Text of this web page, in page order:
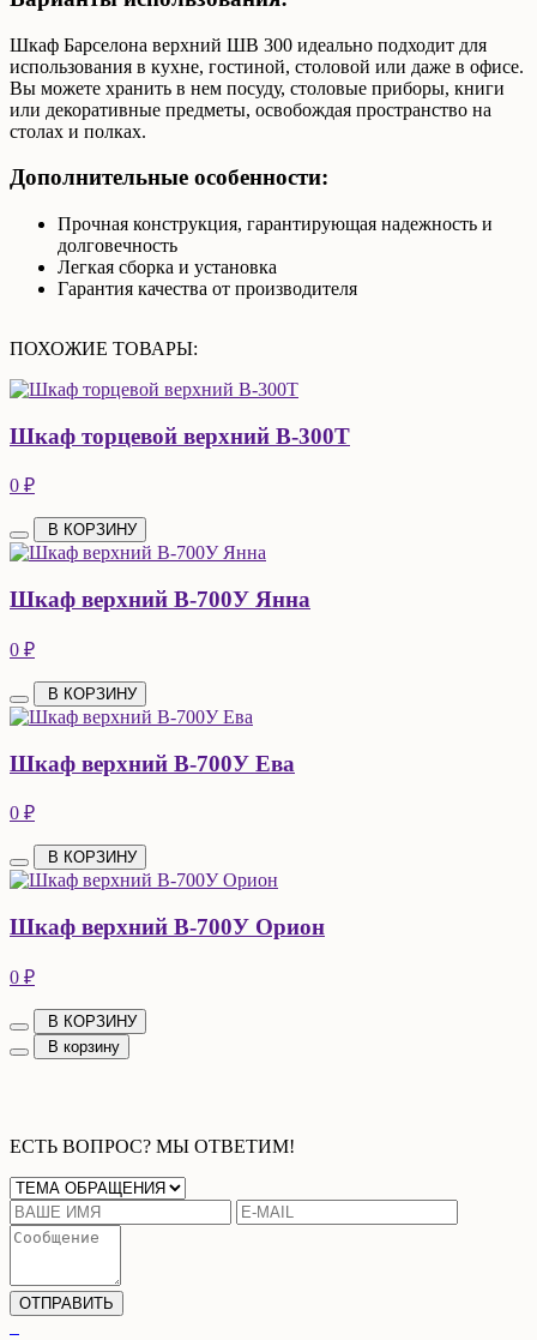
Шкаф Барселона верхний ШВ 300 идеально подходит для
использования в кухне, гостиной, столовой или даже в офисе.
Вы можете хранить в нем посуду, столовые приборы, книги
или декоративные предметы, освобождая пространство на
столах и полках.
Дополнительные особенности:
Прочная конструкция, гарантирующая надежность и
долговечность
Легкая сборка и установка
Гарантия качества от производителя
ПОХОЖИЕ ТОВАРЫ:
Шкаф торцевой верхний В-300Т
0 ₽
В КОРЗИНУ
Шкаф верхний В-700У Янна
0 ₽
В КОРЗИНУ
Шкаф верхний В-700У Ева
0 ₽
В КОРЗИНУ
Шкаф верхний В-700У Орион
0 ₽
В КОРЗИНУ
В корзину
ЕСТЬ ВОПРОС? МЫ ОТВЕТИМ!